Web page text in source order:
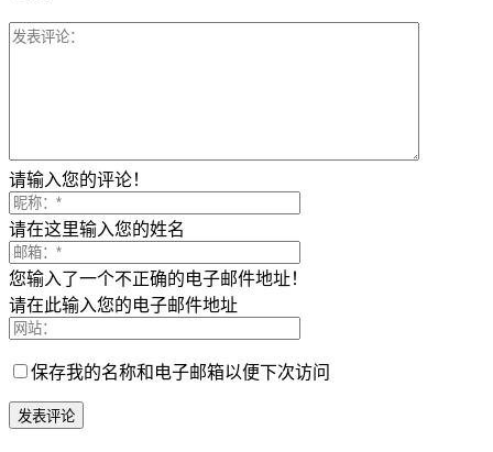
请输入您的评论！
请在这里输入您的姓名
您输入了一个不正确的电子邮件地址！
请在此输入您的电子邮件地址
保存我的名称和电子邮箱以便下次访问